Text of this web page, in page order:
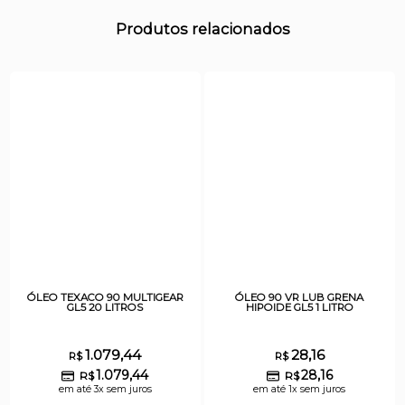
Produtos relacionados
ÓLEO TEXACO 90 MULTIGEAR
GL5 20 LITROS
R$1.079,44
R$1.079,44
em até 3x sem juros
ÓLEO 90 VR LUB GRENA
HIPOIDE GL5 1 LITRO
R$28,16
R$28,16
em até 1x sem juros